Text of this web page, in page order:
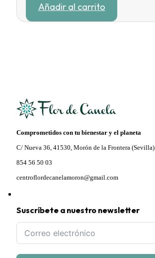
original
era:
actual
es:
Añadir al carrito
Comprometidos con tu bienestar y el planeta
C/ Nueva 36, 41530, Morón de la Frontera (Sevilla)
854 56 50 03
centroflordecanelamoron@gmail.com
Suscríbete a nuestro newsletter